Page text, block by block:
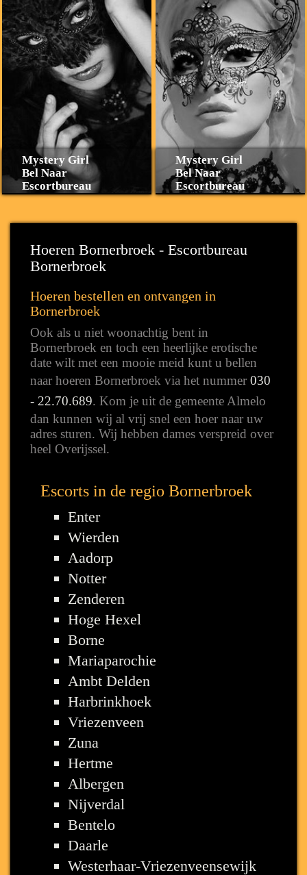
Mystery Girl
Bel Naar
Escortbureau
Mystery Girl
Bel Naar
Escortbureau
Hoeren Bornerbroek - Escortbureau
Bornerbroek
Hoeren bestellen en ontvangen in
Bornerbroek
Ook als u niet woonachtig bent in
Bornerbroek en toch een heerlijke erotische
date wilt met een mooie meid kunt u bellen
naar hoeren Bornerbroek via het nummer 030
- 22.70.689. Kom je uit de gemeente Almelo
dan kunnen wij al vrij snel een hoer naar uw
adres sturen. Wij hebben dames verspreid over
heel Overijssel.
Escorts in de regio Bornerbroek
Enter
Wierden
Aadorp
Notter
Zenderen
Hoge Hexel
Borne
Mariaparochie
Ambt Delden
Harbrinkhoek
Vriezenveen
Zuna
Hertme
Albergen
Nijverdal
Bentelo
Daarle
Westerhaar-Vriezenveensewijk